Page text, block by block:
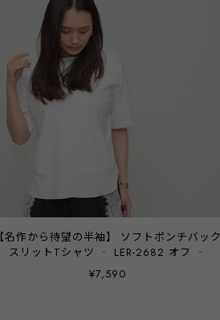
【名作から待望の半袖】 ソフトポンチバック
スリットTシャツ ‐ LER-2682 オフ ‐
¥7,590